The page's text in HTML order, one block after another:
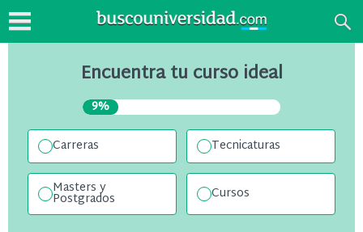
Encuentra tu curso ideal
9%
Carreras
Tecnicaturas
Masters y
Postgrados Cursos